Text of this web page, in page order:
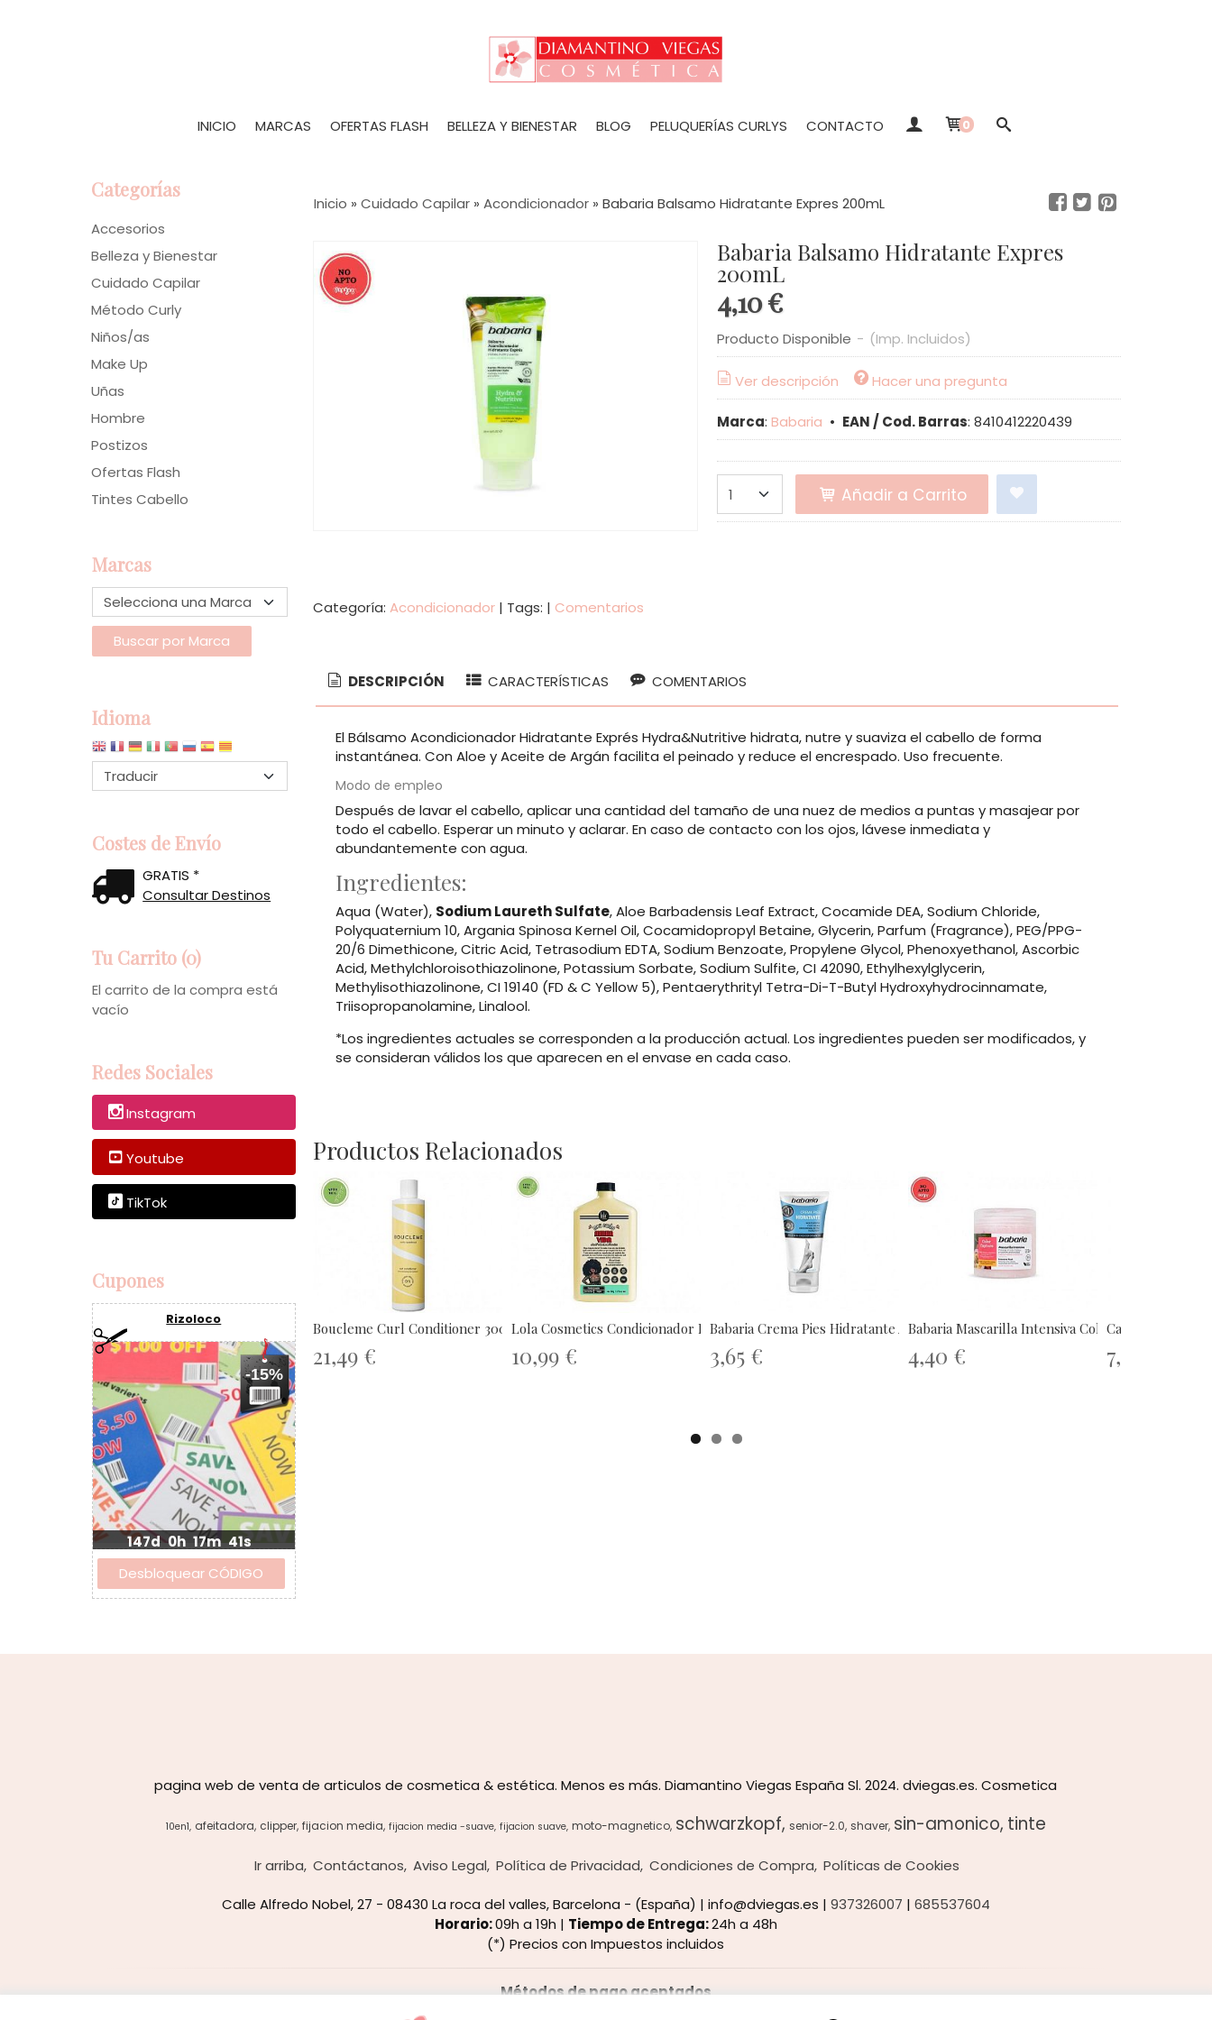
INICIO MARCAS OFERTAS FLASH BELLEZA Y BIENESTAR BLOG PELUQUERÍAS CURLYS CONTACTO 0
Categorías
Accesorios
Belleza y Bienestar
Cuidado Capilar
Método Curly
Niños/as
Make Up
Uñas
Hombre
Postizos
Ofertas Flash
Tintes Cabello
Marcas
Idioma
Costes de Envío
GRATIS *
Consultar Destinos
Tu Carrito (0)
El carrito de la compra está
vacío
Redes Sociales
Instagram
Youtube
TikTok
Cupones
Rizoloco
-15%
147d 0h 17m 41s
Inicio » Cuidado Capilar» Acondicionador» Babaria Balsamo Hidratante Expres 200mL
Babaria Balsamo Hidratante Expres
200mL
4,10 €
Producto Disponible - (Imp. Incluidos)
Ver descripción Hacer una pregunta
Marca: Babaria • EAN / Cod. Barras: 8410412220439
Añadir a Carrito
Categoría: Acondicionador| Tags: | Comentarios
DESCRIPCIÓN CARACTERÍSTICAS COMENTARIOS
El Bálsamo Acondicionador Hidratante Exprés Hydra&Nutritive hidrata, nutre y suaviza el cabello de forma
instantánea. Con Aloe y Aceite de Argán facilita el peinado y reduce el encrespado. Uso frecuente.
Modo de empleo
Después de lavar el cabello, aplicar una cantidad del tamaño de una nuez de medios a puntas y masajear por
todo el cabello. Esperar un minuto y aclarar. En caso de contacto con los ojos, lávese inmediata y
abundantemente con agua.
Ingredientes:
Aqua (Water), Sodium Laureth Sulfate, Aloe Barbadensis Leaf Extract, Cocamide DEA, Sodium Chloride,
Polyquaternium 10, Argania Spinosa Kernel Oil, Cocamidopropyl Betaine, Glycerin, Parfum (Fragrance), PEG/PPG-
20/6 Dimethicone, Citric Acid, Tetrasodium EDTA, Sodium Benzoate, Propylene Glycol, Phenoxyethanol, Ascorbic
Acid, Methylchloroisothiazolinone, Potassium Sorbate, Sodium Sulfite, CI 42090, Ethylhexylglycerin,
Methylisothiazolinone, CI 19140 (FD & C Yellow 5), Pentaerythrityl Tetra-Di-T-Butyl Hydroxyhydrocinnamate,
Triisopropanolamine, Linalool.
*Los ingredientes actuales se corresponden a la producción actual. Los ingredientes pueden ser modificados, y
se consideran válidos los que aparecen en el envase en cada caso.
Productos Relacionados
Boucleme Curl Conditioner 300ml
21,49 €
Lola Cosmetics Condicionador Meu...
10,99 €
Babaria Crema Pies Hidratante Aloe...
3,65 €
Babaria Mascarilla Intensiva Color...
4,40 €
Cantu Natural
7,95 €
pagina web de venta de articulos de cosmetica & estética. Menos es más. Diamantino Viegas España Sl. 2024. dviegas.es. Cosmetica
10en1 afeitadora clipper fijacion media fijacion media -suave fijacion suave moto-magnetico schwarzkopf senior-2.0 shaver sin-amonico tinte
Ir arriba Contáctanos Aviso Legal Política de Privacidad Condiciones de Compra Políticas de Cookies
Calle Alfredo Nobel, 27 - 08430 La roca del valles, Barcelona - (España) | info@dviegas.es | 937326007 | 685537604
Horario:09h a 19h | Tiempo de Entrega:24h a 48h
(*) Precios con Impuestos incluidos
Métodos de pago aceptados